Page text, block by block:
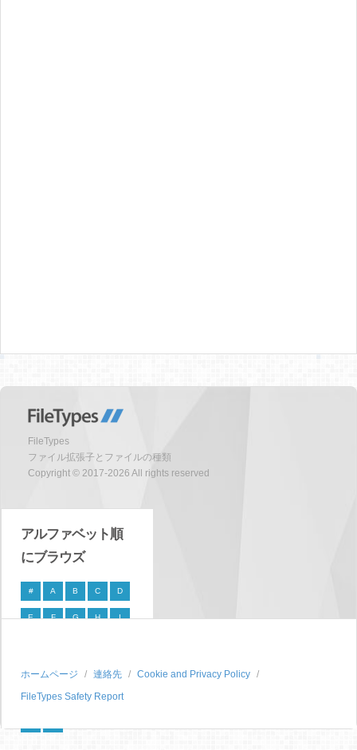
FileTypes
ファイル拡張子とファイルの種類
Copyright © 2017-2026 All rights reserved
アルファベット順
にブラウズ
# A B C D
E F G H I
P Q R S
T U V W X
ホームページ 連絡先
Cookie and Privacy Policy
FileTypes Safety Report